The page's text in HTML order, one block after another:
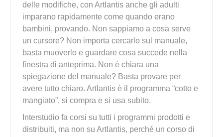
delle modifiche, con Artlantis anche gli adulti
imparano rapidamente come quando erano
bambini, provando. Non sappiamo a cosa serve
un cursore? Non importa cercarlo sul manuale,
basta muoverlo e guardare cosa succede nella
finestra di anteprima. Non è chiara una
spiegazione del manuale? Basta provare per
avere tutto chiaro. Artlantis è il programma “cotto e
mangiato”, si compra e si usa subito.
Interstudio fa corsi su tutti i programmi prodotti e
distribuiti, ma non su Artlantis, perché un corso di